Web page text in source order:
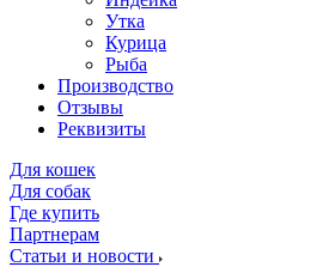
Утка
Курица
Рыба
Производство
Отзывы
Реквизиты
Для кошек
Для собак
Где купить
Партнерам
Статьи и новости